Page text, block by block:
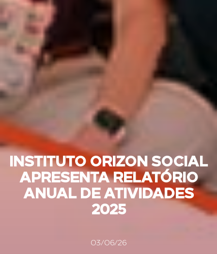
INSTITUTO ORIZON SOCIAL
APRESENTA RELATÓRIO
ANUAL DE ATIVIDADES
2025
03/06/26